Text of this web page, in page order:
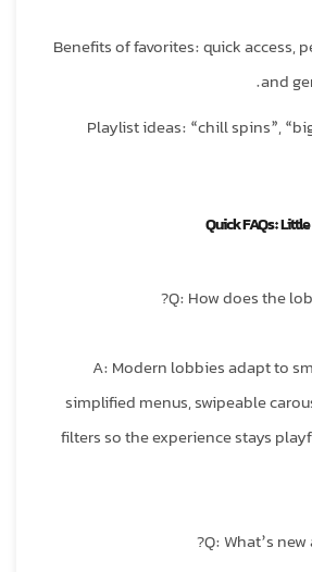
Benefits of favorites: quick access,
and
Playlist ideas: “chill spins”,
Quick FAQs:
Q: How does the
A: Modern lobbies adapt to
simplified menus, swipeable
filters so the experience stays
Q: What’s